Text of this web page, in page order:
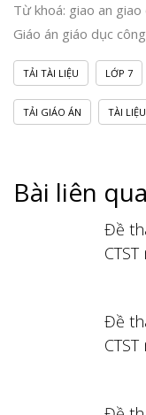
Từ khoá: giao an
Giáo án giáo dục
TẢI TÀI LIỆU LỚP 7
TẢI GIÁO ÁN TÀI
Bài liên
Đề
Đề